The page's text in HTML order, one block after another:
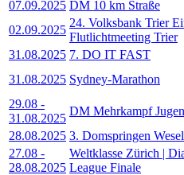
07.09.2025 DM 10 km Straße
02.09.2025
24. Volksbank Trier
Flutlichtmeeting Trier
31.08.2025 7. DO IT FAST
31.08.2025 Sydney-Marathon
29.08 -
31.08.2025
DM Mehrkampf
28.08.2025 3. Domspringen Wesel
27.08 -
28.08.2025
Weltklasse Zürich |
League Finale